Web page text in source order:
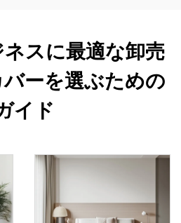
スに最適な卸売
ーを選ぶための
イド